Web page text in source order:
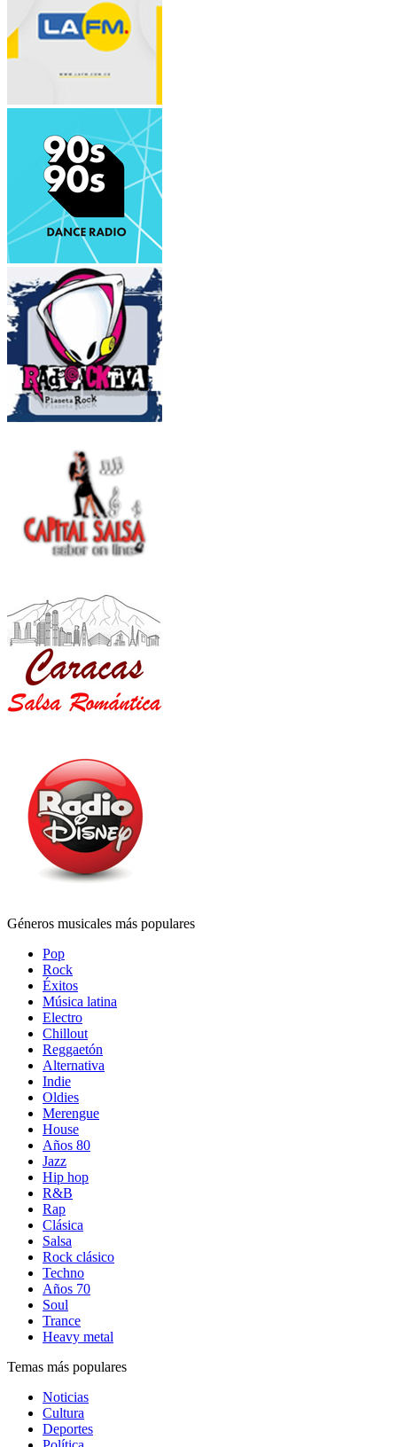
Géneros musicales más populares
Pop
Rock
Éxitos
Música latina
Electro
Chillout
Reggaetón
Alternativa
Indie
Oldies
Merengue
House
Años 80
Jazz
Hip hop
R&B
Rap
Clásica
Salsa
Rock clásico
Techno
Años 70
Soul
Trance
Heavy metal
Temas más populares
Noticias
Cultura
Deportes